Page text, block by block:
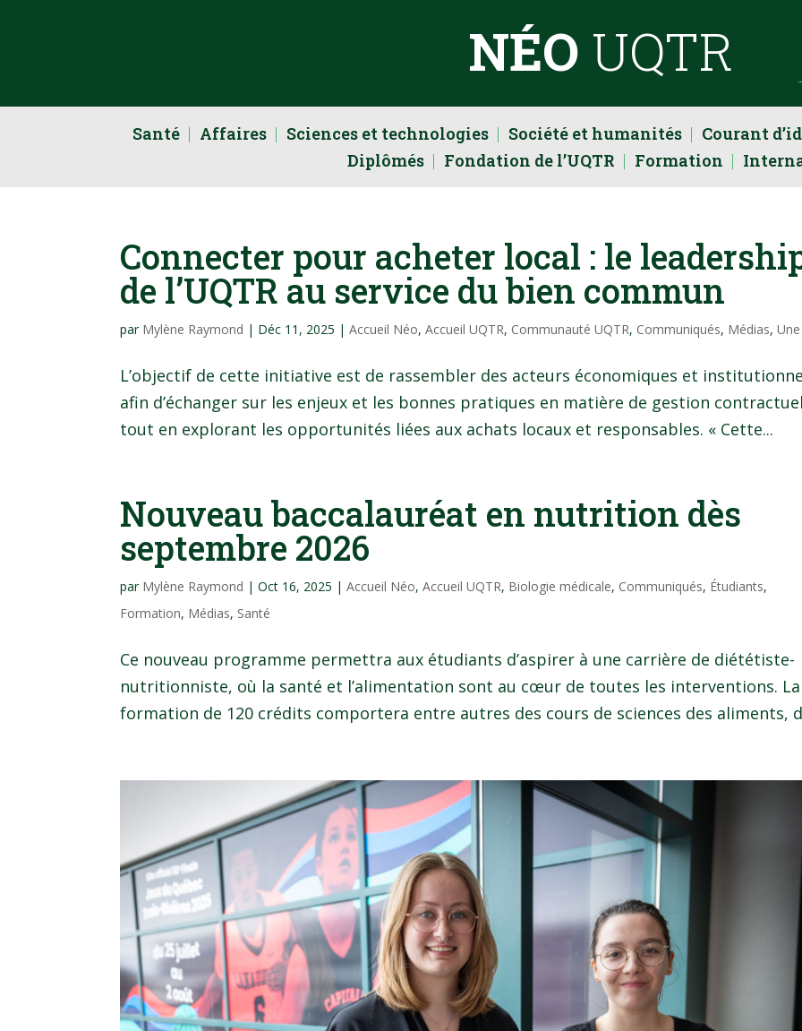
NÉO UQTR
Santé Affaires Sciences et technologies Société et humanités
Courant
Diplômés
Fondation de l’UQTR Formation
Connecter pour acheter local : le
de l’UQTR au service du bien commun
par Mylène Raymond | Déc 11, 2025 |Accueil Néo,Accueil UQTR, Communauté UQTR, Communiqués, Médias,Une
L’objectif de cette initiative est de rassembler des acteurs économiques et
afin d’échanger sur les enjeux et les bonnes pratiques en matière de gestion
tout en explorant les opportunités liées aux achats locaux et responsables. « Cette...
Nouveau baccalauréat en nutrition dès
septembre 2026
par Mylène Raymond |Oct 16, 2025 |Accueil Néo,Accueil UQTR, Biologie médicale, Communiqués, Étudiants,
Formation, Médias, Santé
Ce nouveau programme permettra aux étudiants d’aspirer à une carrière de diététiste-
nutritionniste, où la santé et l’alimentation sont au cœur de toutes les interventions. La
formation de 120 crédits comportera entre autres des cours de sciences des aliments,